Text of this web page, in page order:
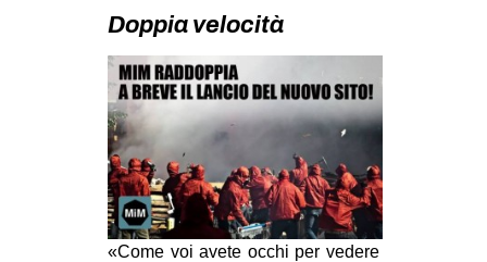
CSOA LAMBRETTA
STUDENTI TSUNAMI
ZAM
MILANO
MOBILITAZIONI
SPAZI
Doppia velocità
«Come voi avete occhi per vedere